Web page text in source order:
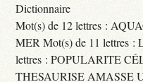
Dictionnaire
Mot(s) de 12 lettres :
MER Mot(s) de 11 lettres
lettres : POPULARITE
THESAURISE AMASSE